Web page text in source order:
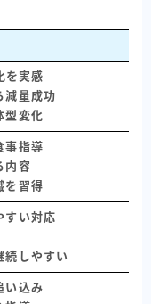
を実感
減量成功
型変化
事指導
内容
を習得
すい対応
続しやすい
い込み